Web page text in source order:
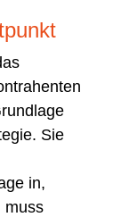
Sie
in,
muss